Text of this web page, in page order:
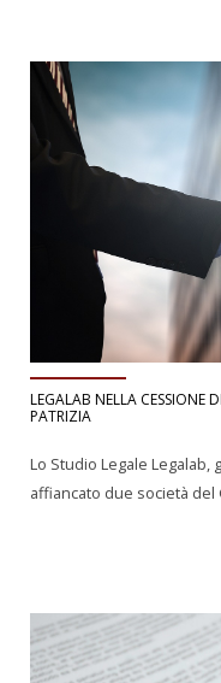
LEGALAB NELLA CESSIONE
PATRIZIA
Lo Studio Legale Legalab,
affiancato due società